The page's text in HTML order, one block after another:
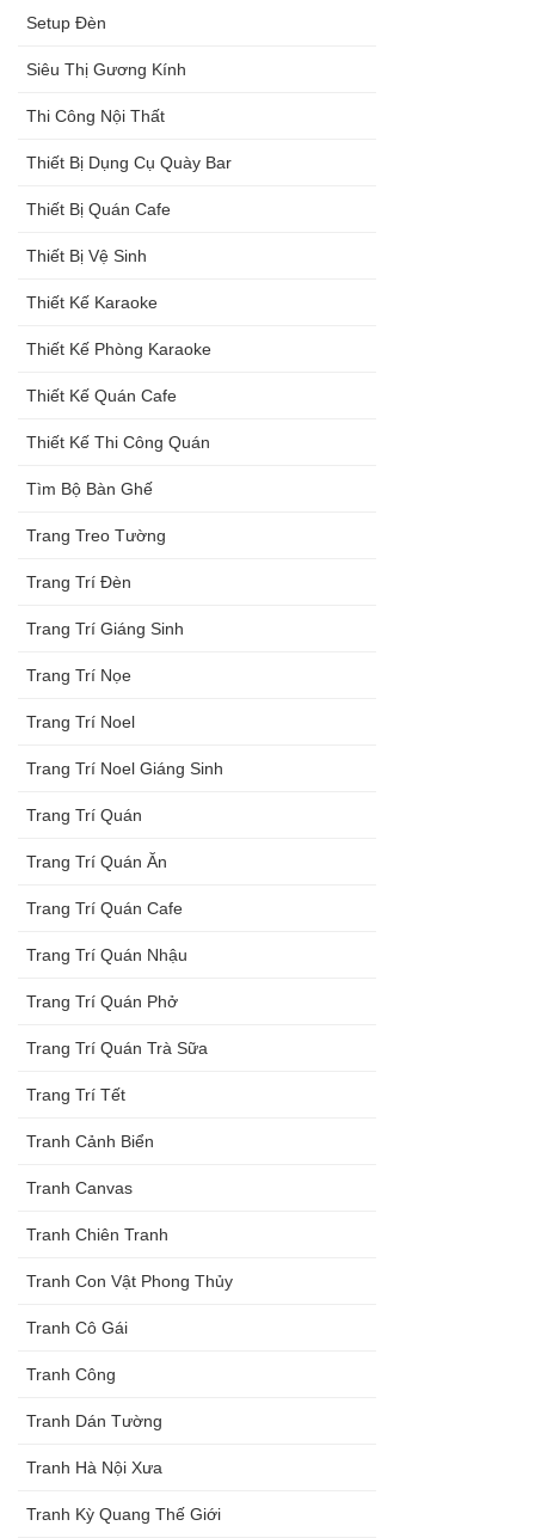
Setup Đèn
Siêu Thị Gương Kính
Thi Công Nội Thất
Thiết Bị Dụng Cụ Quày Bar
Thiết Bị Quán Cafe
Thiết Bị Vệ Sinh
Thiết Kế Karaoke
Thiết Kế Phòng Karaoke
Thiết Kế Quán Cafe
Thiết Kế Thi Công Quán
Tìm Bộ Bàn Ghế
Trang Treo Tường
Trang Trí Đèn
Trang Trí Giáng Sinh
Trang Trí Nọe
Trang Trí Noel
Trang Trí Noel Giáng Sinh
Trang Trí Quán
Trang Trí Quán Ăn
Trang Trí Quán Cafe
Trang Trí Quán Nhậu
Trang Trí Quán Phở
Trang Trí Quán Trà Sữa
Trang Trí Tết
Tranh Cảnh Biển
Tranh Canvas
Tranh Chiên Tranh
Tranh Con Vật Phong Thủy
Tranh Cô Gái
Tranh Công
Tranh Dán Tường
Tranh Hà Nội Xưa
Tranh Kỳ Quang Thế Giới